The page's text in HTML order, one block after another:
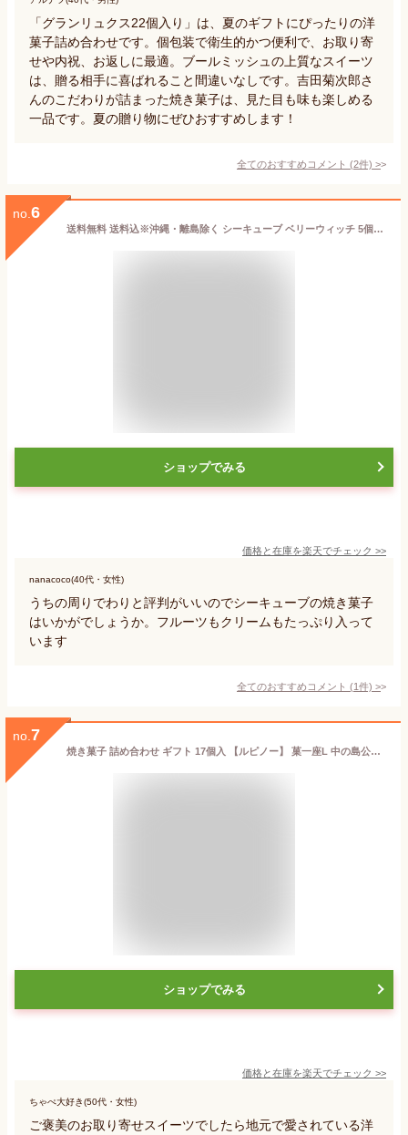
「グランリュクス22個入り」は、夏のギフトにぴったりの洋
菓子詰め合わせです。個包装で衛生的かつ便利で、お取り寄
せや内祝、お返しに最適。ブールミッシュの上質なスイーツ
は、贈る相手に喜ばれること間違いなしです。吉田菊次郎さ
んのこだわりが詰まった焼き菓子は、見た目も味も楽しめる
一品です。夏の贈り物にぜひおすすめします！
全てのおすすめコメント (2件) >
no. 6
送料無料 送料込※沖縄・離島除く シーキューブ ベリーウィッチ 5個入 CBW-11 ギフト 御供え お供え 香典返し 法事引出物 お返し 法要 法事 回忌法要 喪中見舞 お見舞い 弔事
ショップでみる
価格と在庫を楽天でチェック >>
nanacoco(40代・女性)
うちの周りでわりと評判がいいのでシーキューブの焼き菓子
はいかがでしょうか。フルーツもクリームもたっぷり入って
います
全てのおすすめコメント (1件) >
no. 7
焼き菓子 詰め合わせ ギフト 17個入 【ルピノー】 菓一座L 中の島公会堂 焼き菓子 クッキー セット
ショップでみる
価格と在庫を楽天でチェック >>
ちゃぺ大好き(50代・女性)
ご褒美のお取り寄せスイーツでしたら地元で愛されている洋